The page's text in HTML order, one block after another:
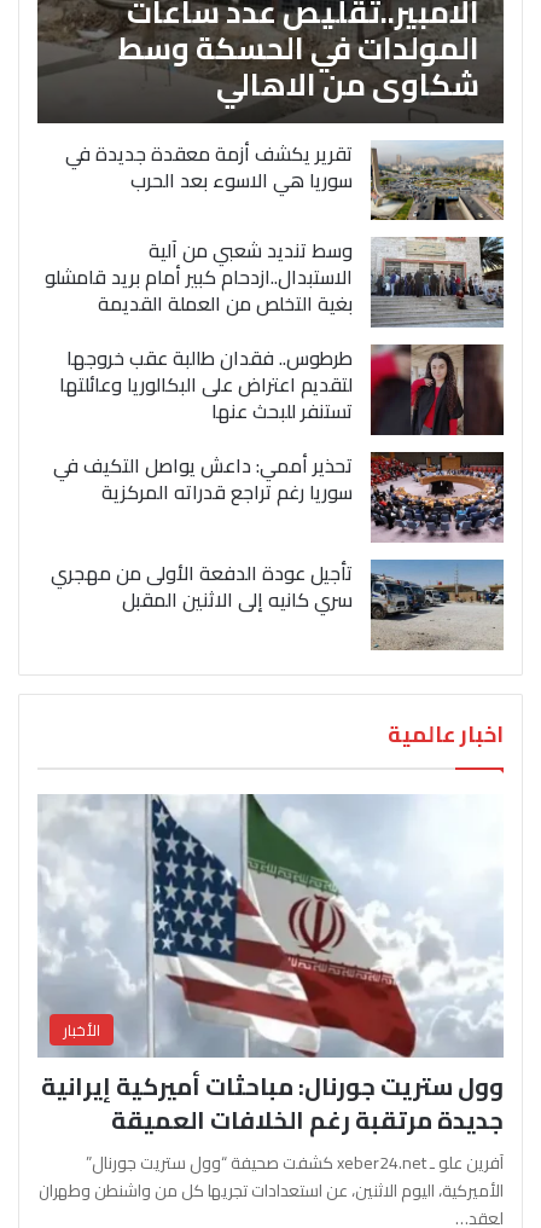
المولدات في الحسكة وسط
شكاوى من الاهالي
تقرير يكشف أزمة معقدة جديدة في
سوريا هي الاسوء بعد الحرب
وسط تنديد شعبي من آلية
الاستبدال..ازدحام كبير أمام بريد قامشلو
بغية التخلص من العملة القديمة
طرطوس.. فقدان طالبة عقب خروجها
لتقديم اعتراض على البكالوريا وعائلتها
تستنفر للبحث عنها
تحذير أممي: داعش يواصل التكيف في
سوريا رغم تراجع قدراته المركزية
تأجيل عودة الدفعة الأولى من مهجري
سري كانيه إلى الاثنين المقبل
اخبار عالمية
الأخبار
وول ستريت جورنال: مباحثات أميركية إيرانية
جديدة مرتقبة رغم الخلافات العميقة
آفرين علو ـ xeber24.net كشفت صحيفة “وول ستريت جورنال”
الأميركية، اليوم الاثنين، عن استعدادات تجريها كل من واشنطن وطهران
لعقد…